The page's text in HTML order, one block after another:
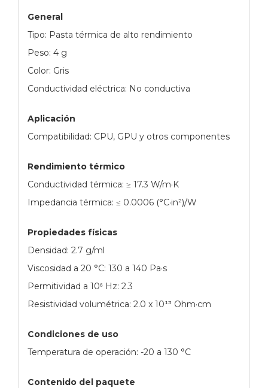
General
Tipo: Pasta térmica de alto rendimiento
Peso: 4 g
Color: Gris
Conductividad eléctrica: No conductiva
Aplicación
Compatibilidad: CPU, GPU y otros componentes
Rendimiento térmico
Conductividad térmica: ≥ 17.3 W/m·K
Impedancia térmica: ≤ 0.0006 (°C·in²)/W
Propiedades físicas
Densidad: 2.7 g/ml
Viscosidad a 20 °C: 130 a 140 Pa·s
Permitividad a 10⁶ Hz: 2.3
Resistividad volumétrica: 2.0 x 10¹³ Ohm·cm
Condiciones de uso
Temperatura de operación: -20 a 130 °C
Contenido del paquete